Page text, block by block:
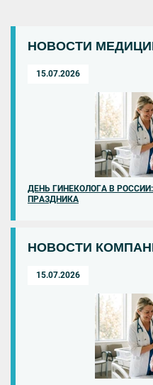
НОВОСТИ
15.07.2026
ДЕНЬ ГИНЕКОЛОГА В
ПРАЗДНИКА
НОВОСТИ
15.07.2026